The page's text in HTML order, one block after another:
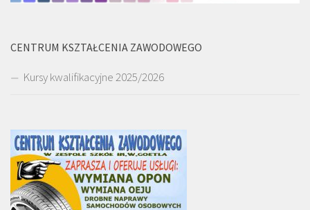
CENTRUM KSZTAŁCENIA ZAWODOWEGO
Kursy kwalifikacyjne 2025/2026